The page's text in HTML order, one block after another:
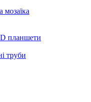
планшети
труби